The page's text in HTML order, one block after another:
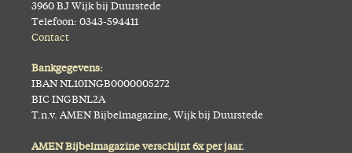
3960 BJ Wijk bij Duurstede
Telefoon: 0343-594411
Contact
Bankgegevens:
IBAN NL10INGB0000005272
BIC INGBNL2A
T.n.v. AMEN Bijbelmagazine, Wijk bij Duurstede
AMEN Bijbelmagazine verschijnt 6x per jaar.